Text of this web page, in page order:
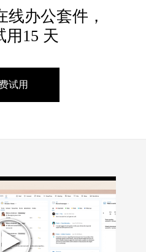
办公套件，
用15 天
试用